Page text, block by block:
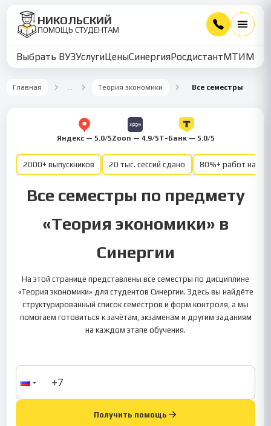
НИКОЛЬСКИЙ
ПОМОЩЬ СТУДЕНТАМ
Выбрать ВУЗУслугиЦеныСинергияРосдистантМТИММУ
Главная … Теория экономики Все семестры
Яндекс — 5.0/5Zoon — 4.9/5Т-Банк — 5.0/5
2000+ выпускников 20 тыс. сессий сдано 80%+ работ на
Все семестры по предмету
«Теория экономики» в
Синергии
На этой странице представлены все семестры по дисциплине
«Теория экономики» для студентов Синергии. Здесь вы найдёте
структурированный список семестров и форм контроля, а мы
помогаем готовиться к зачётам, экзаменам и другим заданиям
на каждом этапе обучения.
Получить помощь